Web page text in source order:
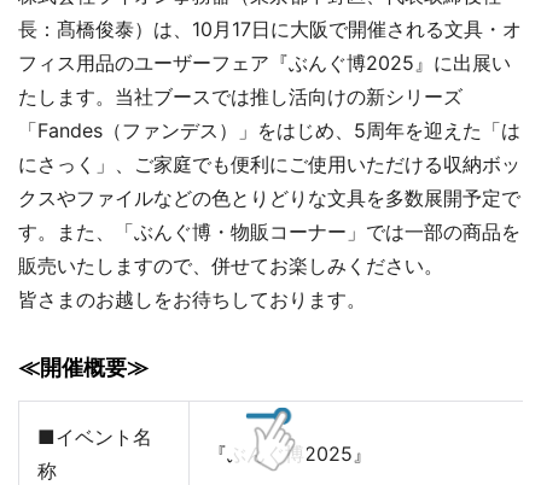
長：髙橋俊泰）は、10月17日に大阪で開催される文具・オ
フィス用品のユーザーフェア『ぶんぐ博2025』に出展い
たします。当社ブースでは推し活向けの新シリーズ
「Fandes（ファンデス）」をはじめ、5周年を迎えた「は
にさっく」、ご家庭でも便利にご使用いただける収納ボッ
クスやファイルなどの色とりどりな文具を多数展開予定で
す。また、「ぶんぐ博・物販コーナー」では一部の商品を
販売いたしますので、併せてお楽しみください。
皆さまのお越しをお待ちしております。
≪開催概要≫
■イベント名
称
『ぶんぐ博2025』